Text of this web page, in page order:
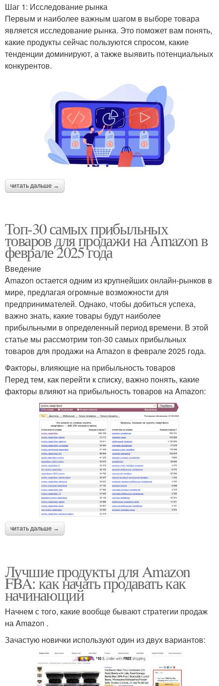
Шаг 1: Исследование рынка
Первым и наиболее важным шагом в выборе товара
является исследование рынка. Это поможет вам понять,
какие продукты сейчас пользуются спросом, какие
тенденции доминируют, а также выявить потенциальных
конкурентов.
читать дальше →
Топ-30 самых прибыльных
товаров для продажи на Amazon в
феврале 2025 года
Введение
Amazon остается одним из крупнейших онлайн-рынков в
мире, предлагая огромные возможности для
предпринимателей. Однако, чтобы добиться успеха,
важно знать, какие товары будут наиболее
прибыльными в определенный период времени. В этой
статье мы рассмотрим топ-30 самых прибыльных
товаров для продажи на Amazon в феврале 2025 года.
Факторы, влияющие на прибыльность товаров
Перед тем, как перейти к списку, важно понять, какие
факторы влияют на прибыльность товаров на Amazon:
читать дальше →
Лучшие продукты для Amazon
FBA: как начать продавать как
начинающий
Начнем с того, какие вообще бывают стратегии продаж
на Amazon .
Зачастую новички используют один из двух вариантов: